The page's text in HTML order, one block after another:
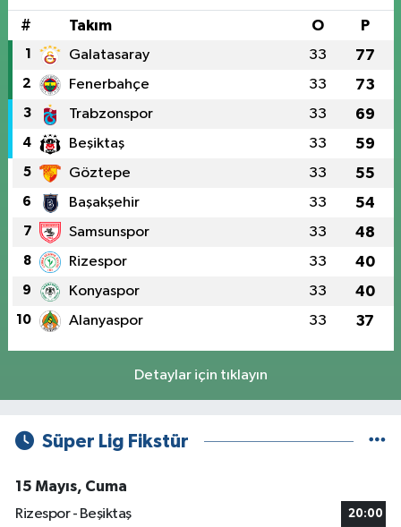
# Takım O P
1 Galatasaray 33 77
2 Fenerbahçe 33 73
3 Trabzonspor 33 69
4 Beşiktaş 33 59
5 Göztepe 33 55
6 Başakşehir 33 54
7 Samsunspor 33 48
8 Rizespor 33 40
9 Konyaspor 33 40
10 Alanyaspor 33 37
Detaylar için tıklayın
Süper Lig Fikstür
15 Mayıs, Cuma
Rizespor - Beşiktaş
20:00